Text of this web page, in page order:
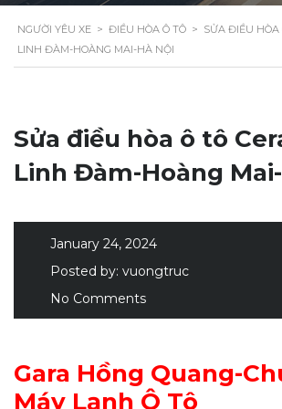
NGƯỜI YÊU XE > ĐIỀU HÒA Ô TÔ > SỬA ĐIỀU HÒA
LINH ĐÀM-HOÀNG MAI-HÀ NỘI
Sửa điều hòa ô tô
Linh Đàm-Hoàng
January 24, 2024
Posted by: vuongtruc
No Comments
Gara Hồng Quang-
Máy Lạnh Ô Tô